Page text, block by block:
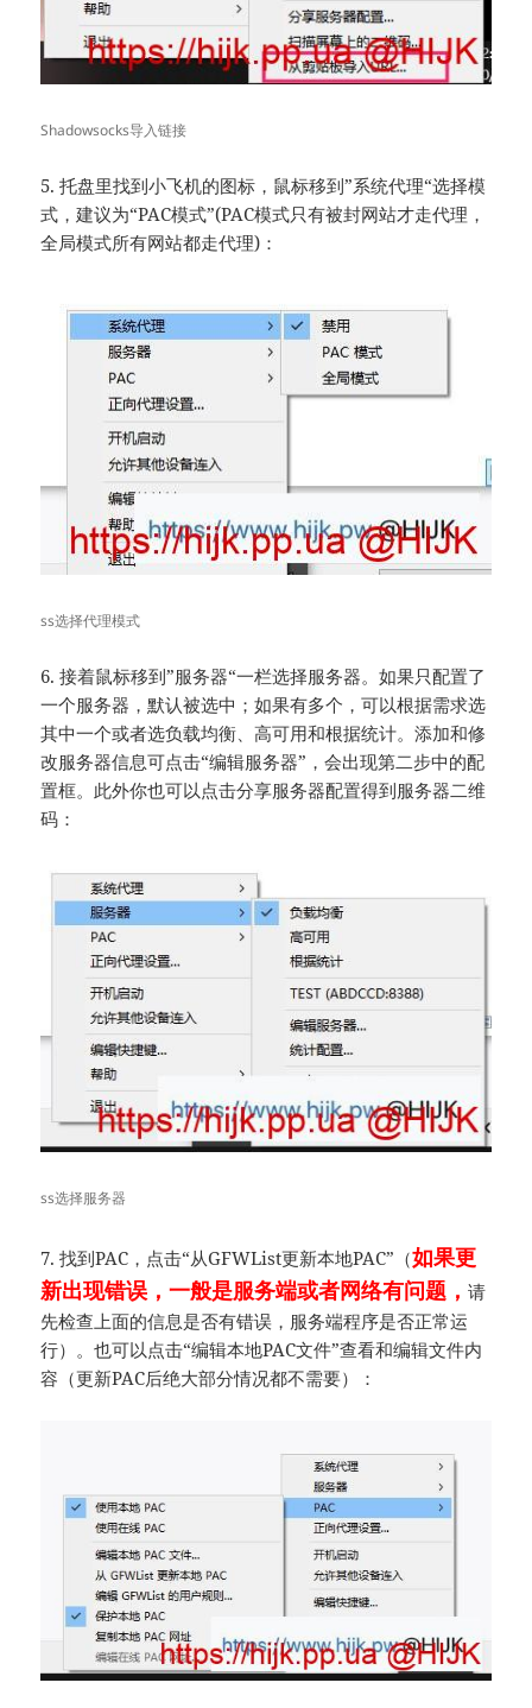
Shadowsocks导入链接
5. 托盘里找到小飞机的图标，鼠标移到”系统代理“选择模
式，建议为“PAC模式”(PAC模式只有被封网站才走代理，
全局模式所有网站都走代理)：
ss选择代理模式
6. 接着鼠标移到”服务器“一栏选择服务器。如果只配置了
一个服务器，默认被选中；如果有多个，可以根据需求选
其中一个或者选负载均衡、高可用和根据统计。添加和修
改服务器信息可点击“编辑服务器”，会出现第二步中的配
置框。此外你也可以点击分享服务器配置得到服务器二维
码：
ss选择服务器
7. 找到PAC，点击“从GFWList更新本地PAC”（如果更
新出现错误，一般是服务端或者网络有问题，请
先检查上面的信息是否有错误，服务端程序是否正常运
行）。也可以点击“编辑本地PAC文件”查看和编辑文件内
容（更新PAC后绝大部分情况都不需要）：